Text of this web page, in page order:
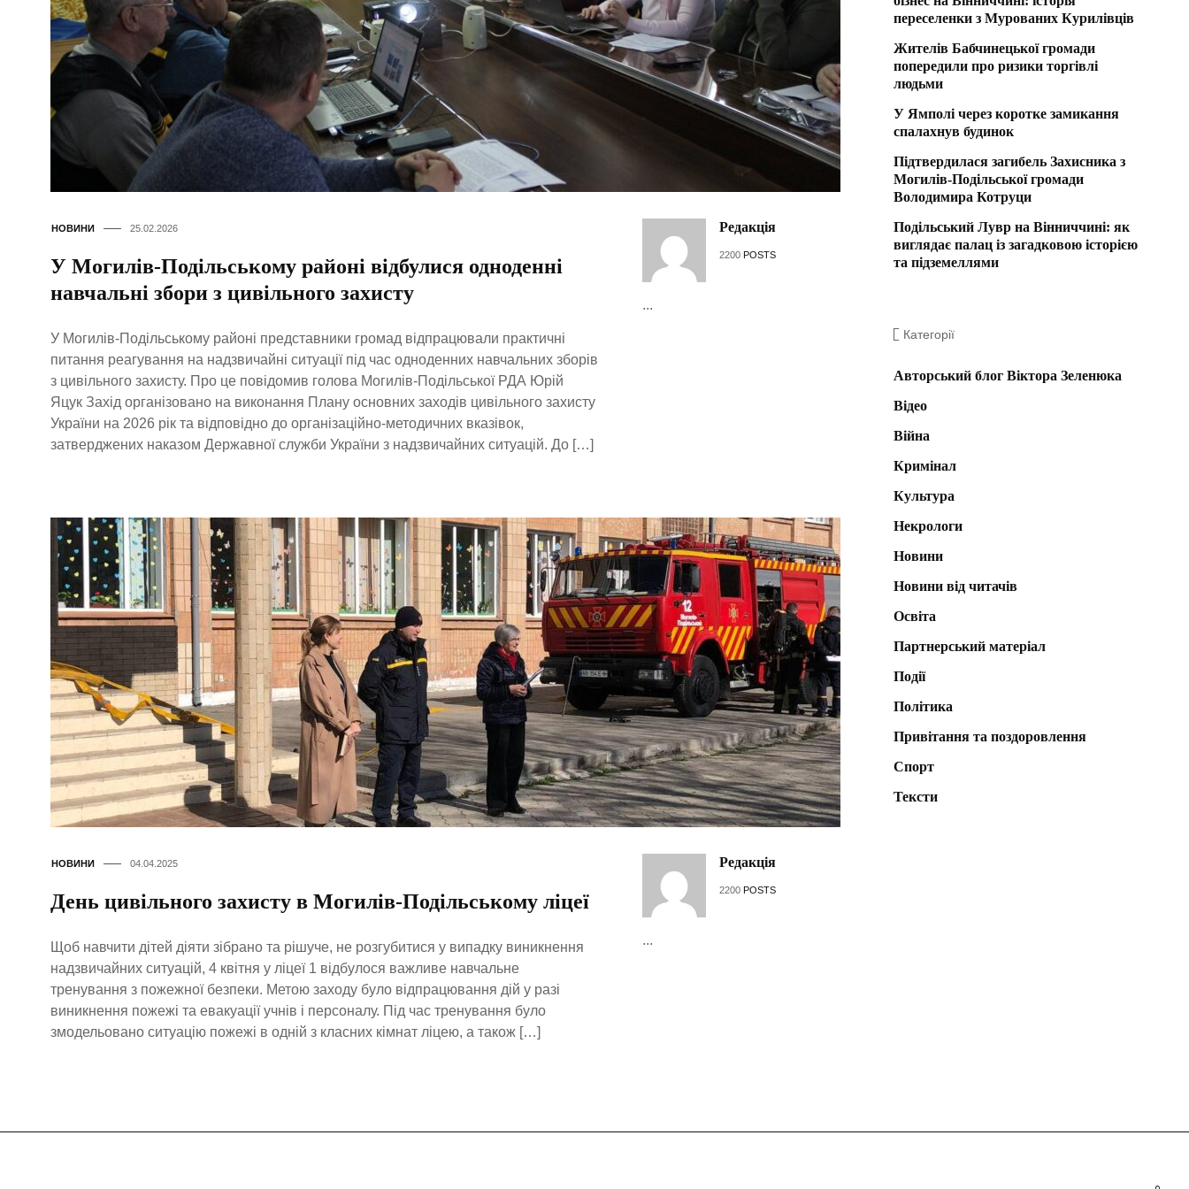
НОВИНИ 25.02.2026
У Могилів-Подільському районі відбулися одноденні
навчальні збори з цивільного захисту
У Могилів-Подільському районі представники громад відпрацювали практичні
питання реагування на надзвичайні ситуації під час одноденних навчальних зборів
з цивільного захисту. Про це повідомив голова Могилів-Подільської РДА Юрій
Яцук Захід організовано на виконання Плану основних заходів цивільного захисту
України на 2026 рік та відповідно до організаційно-методичних вказівок,
затверджених наказом Державної служби України з надзвичайних ситуацій. До […]
Редакція
2200 POSTS
...
НОВИНИ 04.04.2025
День цивільного захисту в Могилів-Подільському ліцеї
Щоб навчити дітей діяти зібрано та рішуче, не розгубитися у випадку виникнення
надзвичайних ситуацій, 4 квітня у ліцеї 1 відбулося важливе навчальне
тренування з пожежної безпеки. Метою заходу було відпрацювання дій у разі
виникнення пожежі та евакуації учнів і персоналу. Під час тренування було
змодельовано ситуацію пожежі в одній з класних кімнат ліцею, а також […]
Редакція
2200 POSTS
...
переселенки з Мурованих Курилівців
Жителів Бабчинецької громади
попередили про ризики торгівлі
людьми
У Ямполі через коротке замикання
спалахнув будинок
Підтвердилася загибель Захисника з
Могилів-Подільської громади
Володимира Котруци
Подільський Лувр на Вінниччині: як
виглядає палац із загадковою історією
та підземеллями
Категорії
Авторський блог Віктора Зеленюка
Відео
Війна
Кримінал
Культура
Некрологи
Новини
Новини від читачів
Освіта
Партнерський матеріал
Події
Політика
Привітання та поздоровлення
Спорт
Тексти